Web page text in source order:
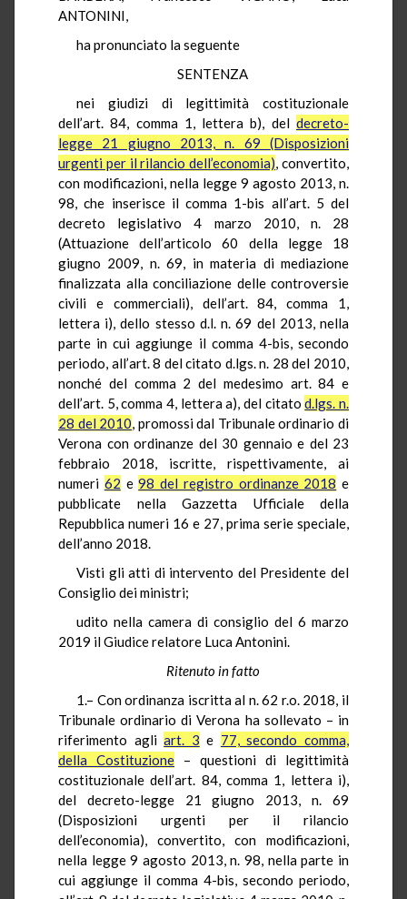
ANTONINI,
ha pronunciato la seguente
SENTENZA
nei giudizi di legittimità costituzionale
dell’art. 84, comma 1, lettera b), del decreto-
legge 21 giugno 2013, n. 69 (Disposizioni
urgenti per il rilancio dell’economia), convertito,
con modificazioni, nella legge 9 agosto 2013, n.
98, che inserisce il comma 1-bis all’art. 5 del
decreto legislativo 4 marzo 2010, n. 28
(Attuazione dell’articolo 60 della legge 18
giugno 2009, n. 69, in materia di mediazione
finalizzata alla conciliazione delle controversie
civili e commerciali), dell’art. 84, comma 1,
lettera i), dello stesso d.l. n. 69 del 2013, nella
parte in cui aggiunge il comma 4-bis, secondo
periodo, all’art. 8 del citato d.lgs. n. 28 del 2010,
nonché del comma 2 del medesimo art. 84 e
dell’art. 5, comma 4, lettera a), del citatod.lgs. n.
28 del 2010, promossi dal Tribunale ordinario di
Verona con ordinanze del 30 gennaio e del 23
febbraio 2018, iscritte, rispettivamente, ai
numeri 62 e98 del registro ordinanze 2018 e
pubblicate nella Gazzetta Ufficiale della
Repubblica numeri 16 e 27, prima serie speciale,
dell’anno 2018.
Visti gli atti di intervento del Presidente del
Consiglio dei ministri;
udito nella camera di consiglio del 6 marzo
2019 il Giudice relatore Luca Antonini.
Ritenuto in fatto
1.– Con ordinanza iscritta al n. 62 r.o. 2018, il
Tribunale ordinario di Verona ha sollevato – in
riferimento agliart. 3 e 77, secondo comma,
della Costituzione – questioni di legittimità
costituzionale dell’art. 84, comma 1, lettera i),
del decreto-legge 21 giugno 2013, n. 69
(Disposizioni urgenti per il rilancio
dell’economia), convertito, con modificazioni,
nella legge 9 agosto 2013, n. 98, nella parte in
cui aggiunge il comma 4-bis, secondo periodo,